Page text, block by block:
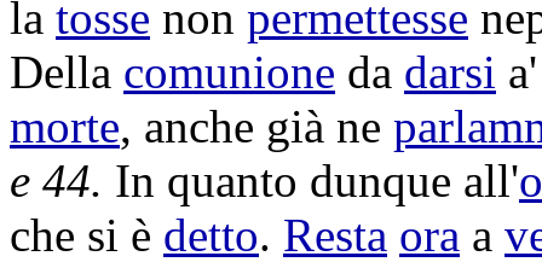
la tosse non permettesse
Della comunione da darsi
morte, anche già ne
e 44. In quanto dunque all'
che si è detto. Resta ora a